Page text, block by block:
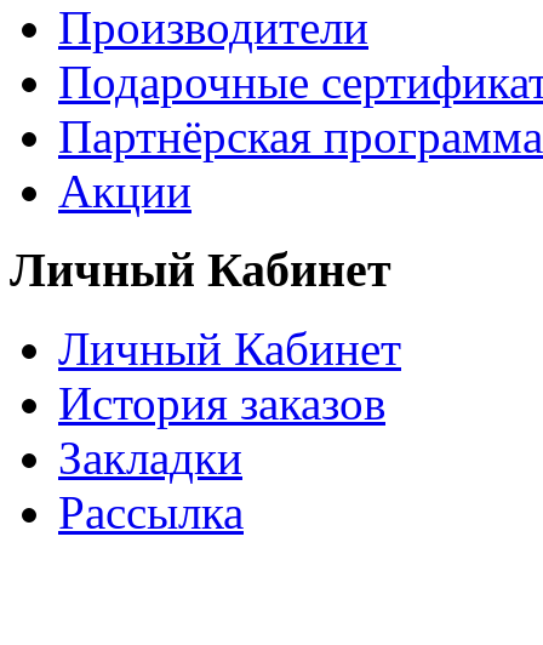
Производители
Подарочные
Партнёрская программа
Акции
Личный Кабинет
Личный Кабинет
История заказов
Закладки
Рассылка